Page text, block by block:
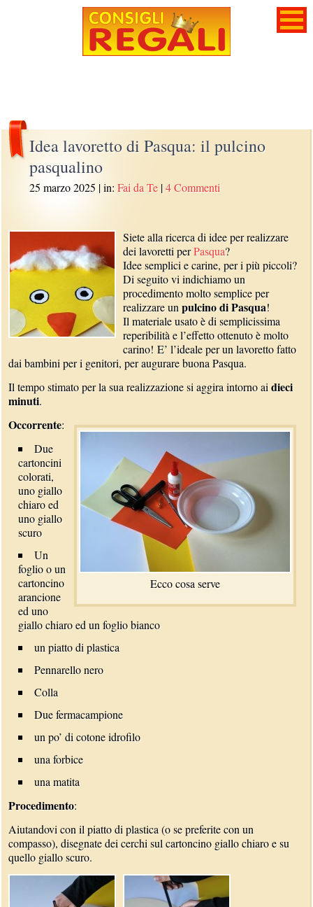
Idea lavoretto di Pasqua: il pulcino
pasqualino
25 marzo 2025 | in:Fai da Te |4 Commenti
Siete alla ricerca di idee per realizzare
dei lavoretti perPasqua?
Idee semplici e carine, per i più piccoli?
Di seguito vi indichiamo un
procedimento molto semplice per
realizzare unpulcino di Pasqua!
Il materiale usato è di semplicissima
reperibilità e l’effetto ottenuto è molto
carino! E’ l’ideale per un lavoretto fatto
dai bambini per i genitori, per augurare buona Pasqua.
Il tempo stimato per la sua realizzazione si aggira intorno aidieci
minuti.
Ecco cosa serve
Occorrente:
Due
cartoncini
colorati,
uno giallo
chiaro ed
uno giallo
scuro
Un
foglio o un
cartoncino
arancione
ed uno
giallo chiaro ed un foglio bianco
un piatto di plastica
Pennarello nero
Colla
Due fermacampione
un po’ di cotone idrofilo
una forbice
una matita
Procedimento:
Aiutandovi con il piatto di plastica (o se preferite con un
compasso), disegnate dei cerchi sul cartoncino giallo chiaro e su
quello giallo scuro.